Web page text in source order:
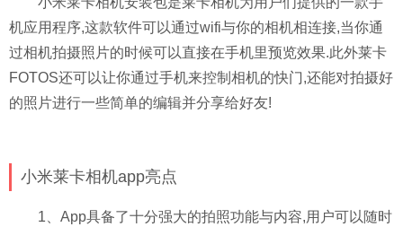
机应用程序,这款软件可以通过wifi与你的相机相连接,当你通
过相机拍摄照片的时候可以直接在手机里预览效果.此外莱卡
FOTOS还可以让你通过手机来控制相机的快门,还能对拍摄好
的照片进行一些简单的编辑并分享给好友!
小米莱卡相机app亮点
1、App具备了十分强大的拍照功能与内容,用户可以随时